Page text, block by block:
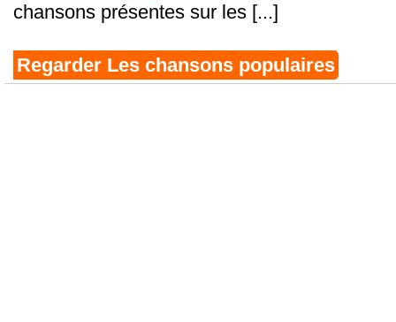
chansons présentes sur les [...]
Regarder Les chansons populaires